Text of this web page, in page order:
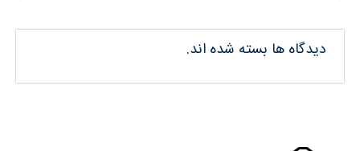
دیدگاه ها بسته شده اند.